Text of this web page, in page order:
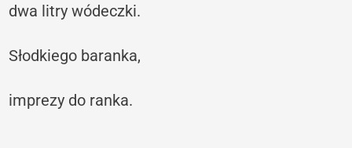
dwa litry wódeczki.
Słodkiego baranka,
imprezy do ranka.